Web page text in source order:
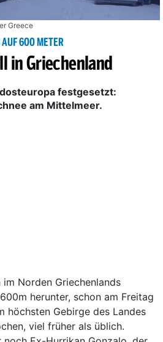
Greece
AUF 600 METER
in Griechenland
festgesetzt:
am Mittelmeer.
Norden Griechenlands
herunter, schon am Freitag
höchsten Gebirge des Landes
viel früher als üblich.